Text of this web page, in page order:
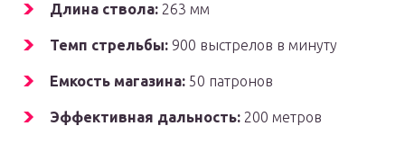
Длина ствола: 263 мм
Темп стрельбы: 900 выстрелов в минуту
Емкость магазина: 50 патронов
Эффективная дальность: 200 метров